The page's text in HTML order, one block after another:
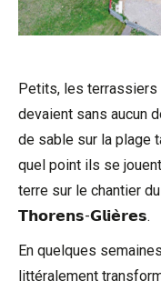
Petits, les
devaient sans aucun
de sable sur la plage
quel point ils se
terre sur le chantier du
𝗧𝗵𝗼𝗿𝗲𝗻𝘀-𝗚𝗹𝗶𝗲̀𝗿𝗲𝘀.
En quelques
littéralement